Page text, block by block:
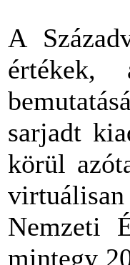
A
értékek,
sarjadt
körül
Nemzeti
mintegy